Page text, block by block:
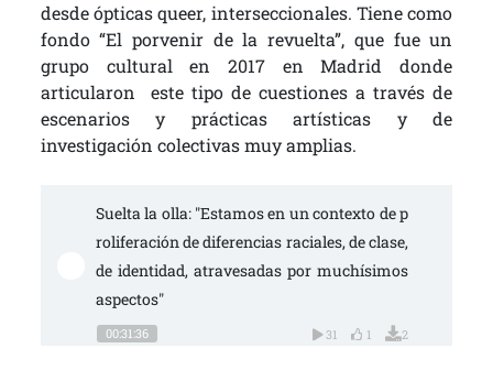
desde ópticas queer, interseccionales. Tiene como
fondo “El porvenir de la revuelta”, que fue un
grupo cultural en 2017 en Madrid donde
articularon este tipo de cuestiones a través de
escenarios y prácticas artísticas y de
investigación colectivas muy amplias.
Suelta la olla: "Estamos en un contexto de p
roliferación de diferencias raciales, de clase,
de identidad, atravesadas por muchísimos
aspectos"
00:31:36 31 1 2